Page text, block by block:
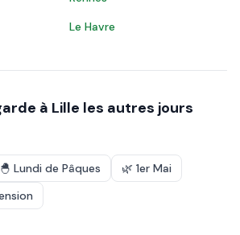
Le Havre
à Lille les autres jours
🐣 Lundi de Pâques 🌿 1er Mai